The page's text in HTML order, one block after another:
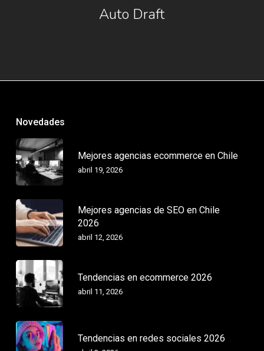
Auto Draft
Novedades
Mejores agencias ecommerce en Chile
abril 19, 2026
Mejores agencias de SEO en Chile
2026
abril 12, 2026
Tendencias en ecommerce 2026
abril 11, 2026
Tendencias en redes sociales 2026